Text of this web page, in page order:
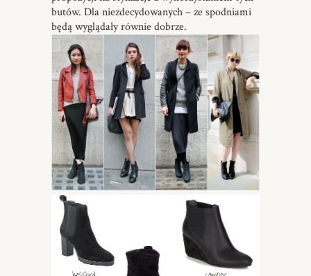
butów. Dla niezdecydowanych – ze spodniami
będą wyglądały równie dobrze.